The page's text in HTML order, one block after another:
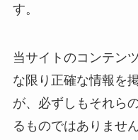
す。
当サイトのコンテン
な限り正確な情報を
が、必ずしもそれら
るものではありませ